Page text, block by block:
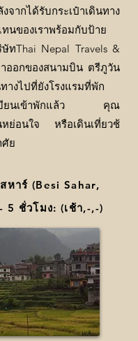
ากได้รับกระเป๋าเดินทาง
นของเราพร้อมกับป้าย
ษัทThai Nepal Travels &
ออกของสนามบิน ตรีภูวัน
างไปที่ยังโรงแรมที่พัก
เบียนเข้าพักแล้ว คุณ
หย่อนใจ หรือเดินเที่ยวช้
ย
หาร์ (Besi Sahar,
5 ชั่วโมง: (เช้า,-,-)